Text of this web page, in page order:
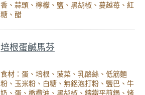
香、蒜頭、檸檬、鹽、黑胡椒、蔓越苺、紅
糖、醋
培根蛋鹹馬芬
食材：蛋、培根、菠菜、乳酪絲、低筋麵
粉、玉米粉、白糖、無鋁泡打粉、鹽巴、牛
奶、蛋、橄欖油、黑胡椒、鑄鐵平煎鍋、烤